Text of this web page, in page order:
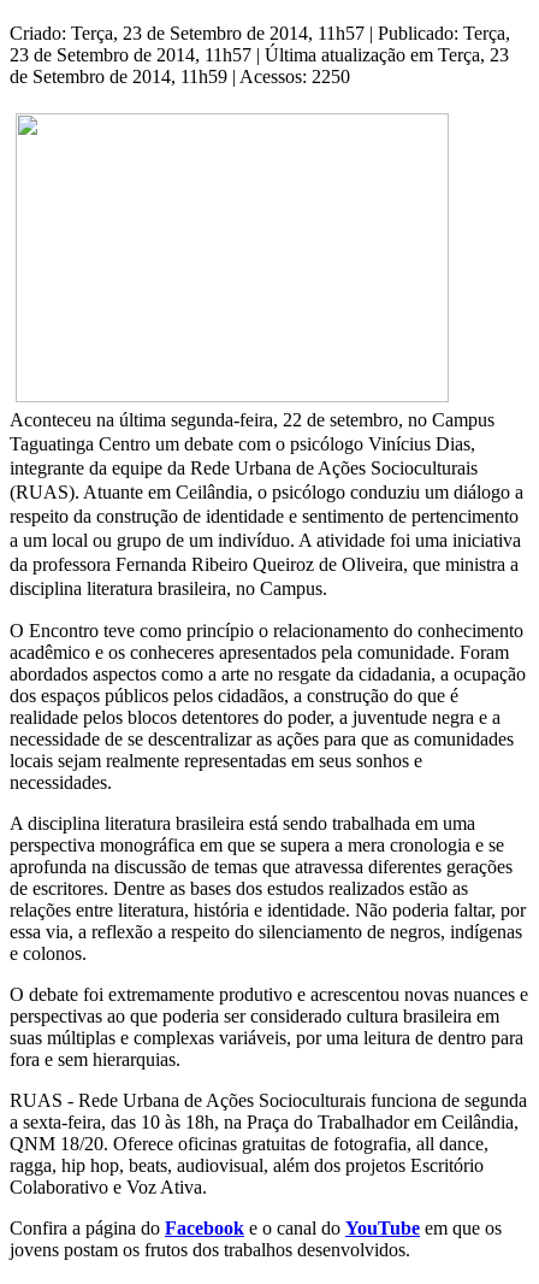
Criado: Terça, 23 de Setembro de 2014, 11h57 | Publicado: Terça,
23 de Setembro de 2014, 11h57 | Última atualização em Terça, 23
de Setembro de 2014, 11h59 | Acessos: 2250
Aconteceu na última segunda-feira, 22 de setembro, no Campus
Taguatinga Centro um debate com o psicólogo Vinícius Dias,
integrante da equipe da Rede Urbana de Ações Socioculturais
(RUAS). Atuante em Ceilândia, o psicólogo conduziu um diálogo a
respeito da construção de identidade e sentimento de pertencimento
a um local ou grupo de um indivíduo. A atividade foi uma iniciativa
da professora Fernanda Ribeiro Queiroz de Oliveira, que ministra a
disciplina literatura brasileira, no Campus.
O Encontro teve como princípio o relacionamento do conhecimento
acadêmico e os conheceres apresentados pela comunidade. Foram
abordados aspectos como a arte no resgate da cidadania, a ocupação
dos espaços públicos pelos cidadãos, a construção do que é
realidade pelos blocos detentores do poder, a juventude negra e a
necessidade de se descentralizar as ações para que as comunidades
locais sejam realmente representadas em seus sonhos e
necessidades.
A disciplina literatura brasileira está sendo trabalhada em uma
perspectiva monográfica em que se supera a mera cronologia e se
aprofunda na discussão de temas que atravessa diferentes gerações
de escritores. Dentre as bases dos estudos realizados estão as
relações entre literatura, história e identidade. Não poderia faltar, por
essa via, a reflexão a respeito do silenciamento de negros, indígenas
e colonos.
O debate foi extremamente produtivo e acrescentou novas nuances e
perspectivas ao que poderia ser considerado cultura brasileira em
suas múltiplas e complexas variáveis, por uma leitura de dentro para
fora e sem hierarquias.
RUAS - Rede Urbana de Ações Socioculturais funciona de segunda
a sexta-feira, das 10 às 18h, na Praça do Trabalhador em Ceilândia,
QNM 18/20. Oferece oficinas gratuitas de fotografia, all dance,
ragga, hip hop, beats, audiovisual, além dos projetos Escritório
Colaborativo e Voz Ativa.
Confira a página do Facebook e o canal do YouTube em que os
jovens postam os frutos dos trabalhos desenvolvidos.